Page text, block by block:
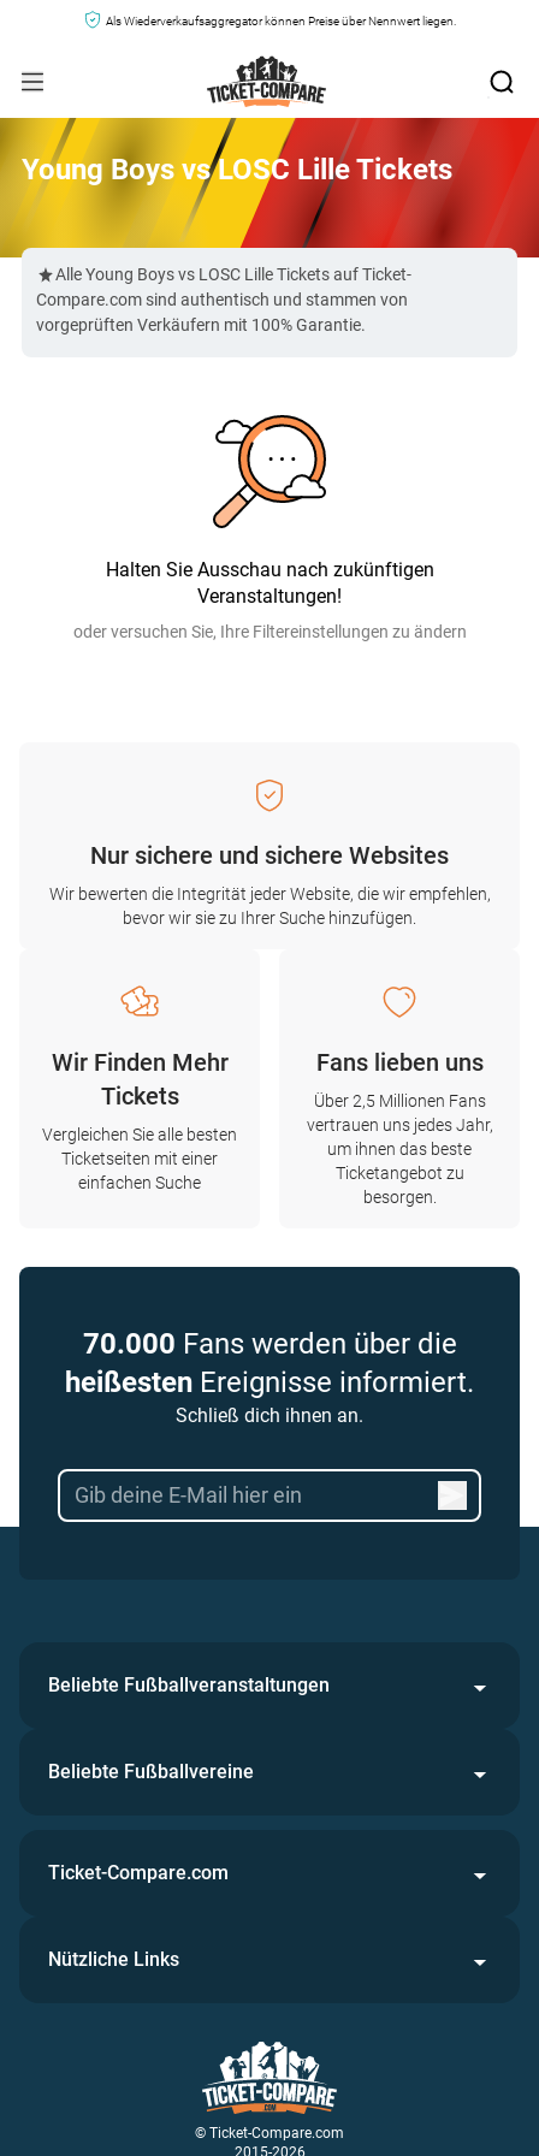
Als Wiederverkaufsaggregator können Preise über Nennwert liegen.
Young Boys vs LOSC Lille Tickets
Alle Young Boys vs LOSC Lille Tickets auf Ticket-
Compare.com sind authentisch und stammen von
vorgeprüften Verkäufern mit 100% Garantie.
Halten Sie Ausschau nach zukünftigen
Veranstaltungen!
oder versuchen Sie, Ihre Filtereinstellungen zu ändern
Nur sichere und sichere Websites
Wir bewerten die Integrität jeder Website, die wir empfehlen,
bevor wir sie zu Ihrer Suche hinzufügen.
Wir Finden Mehr
Tickets
Vergleichen Sie alle besten
Ticketseiten mit einer
einfachen Suche
Fans lieben uns
Über 2,5 Millionen Fans
vertrauen uns jedes Jahr,
um ihnen das beste
Ticketangebot zu
besorgen.
70.000 Fans werden über die
heißesten Ereignisse informiert.
Schließ dich ihnen an.
Beliebte Fußballveranstaltungen
Beliebte Fußballvereine
© Ticket-Compare.com
2015-2026
Ticket-Compare.com
Nützliche Links